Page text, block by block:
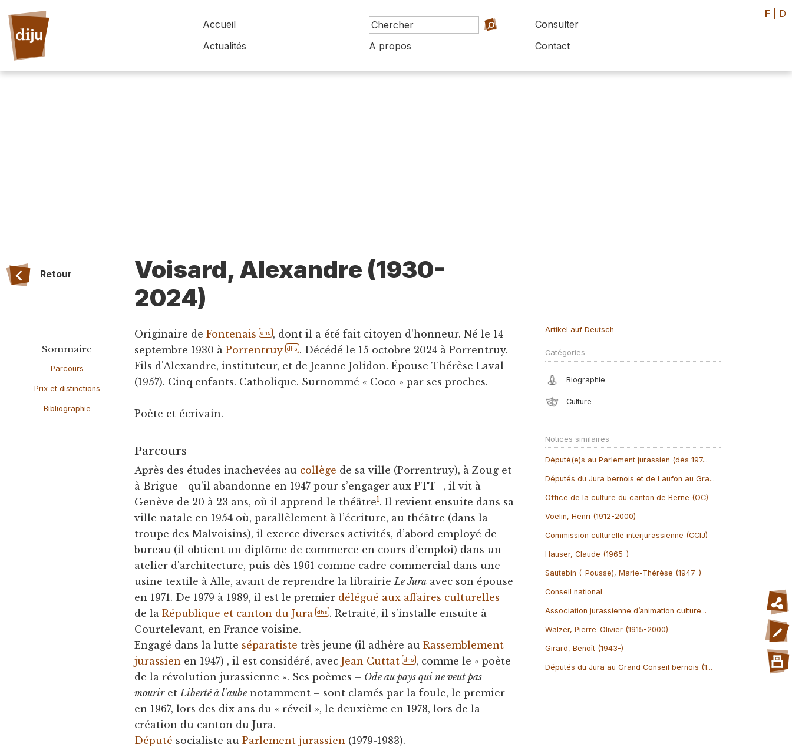
Accueil
Consulter
Actualités
A propos Contact
F D
Retour
Voisard, Alexandre (1930-
2024)
Sommaire
Parcours
Prix et distinctions
Bibliographie
Originaire deFontenais dhs , dont il a été fait citoyen d'honneur. Né le 14
septembre 1930 àPorrentruy dhs . Décédé le 15 octobre 2024 à Porrentruy.
Fils d'Alexandre, instituteur, et de Jeanne Jolidon. Épouse Thérèse Laval
(1957). Cinq enfants. Catholique. Surnommé « Coco » par ses proches.
Poète et écrivain.
Parcours
Après des études inachevées au collège de sa ville (Porrentruy), à Zoug et
à Brigue - qu’il abandonne en 1947 pour s’engager aux PTT -, il vit à
Genève de 20 à 23 ans, où il apprend le théâtre1 . Il revient ensuite dans sa
ville natale en 1954 où, parallèlement à l’écriture, au théâtre (dans la
troupe des Malvoisins), il exerce diverses activités, d’abord employé de
bureau (il obtient un diplôme de commerce en cours d’emploi) dans un
atelier d'architecture, puis dès 1961 comme cadre commercial dans une
usine textile à Alle, avant de reprendre la librairie Le Jura avec son épouse
en 1971. De 1979 à 1989, il est le premier délégué aux affaires culturelles
de laRépublique et canton du Jura dhs . Retraité, il s’installe ensuite à
Courtelevant, en France voisine.
Engagé dans la lutte séparatiste très jeune (il adhère auRassemblement
jurassien en 1947) , il est considéré, avecJean Cuttat dhs , comme le « poète
de la révolution jurassienne ». Ses poèmes – Ode au pays qui ne veut pas
mouriret Liberté à l’aube notamment – sont clamés par la foule, le premier
en 1967, lors des dix ans du « réveil », le deuxième en 1978, lors de la
création du canton du Jura.
Député socialiste auParlement jurassien (1979-1983).
Artikel auf Deutsch
Catégories
Biographie
Culture
Notices similaires
Député(e)s au Parlement jurassien (dès 197...
Députés du Jura bernois et de Laufon au Gra...
Office de la culture du canton de Berne (OC)
Voëlin, Henri (1912-2000)
Commission culturelle interjurassienne (CCIJ)
Hauser, Claude (1965-)
Sautebin (-Pousse), Marie-Thérèse (1947-)
Conseil national
Association jurassienne d’animation culture...
Walzer, Pierre-Olivier (1915-2000)
Girard, Benoît (1943-)
Députés du Jura au Grand Conseil bernois (1...